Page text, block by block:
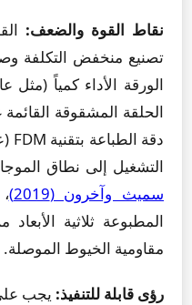
نقاط القوة والضعف:
تصنيع منخفض التكلفة
الورقة الأداء كمياً (مثل
الحلقة المشقوقة
التشغيل إلى نطاق
سميث وآخرون (2019)
المطبوعة ثلاثية
مقاومية الخيوط الموصلة.
رؤى قابلة للتنفيذ: يجب